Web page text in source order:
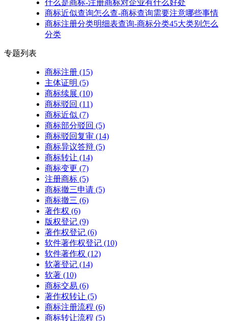
什么是商标-注册商标对企业有什么好处
商标近似查询怎么查-商标查询需要注意哪些事情
商标注册分类明细表查询-商标分类45大类别怎么
分类
专题列表
商标注册 (15)
主体证明 (5)
商标续展 (10)
商标驳回 (11)
商标近似 (7)
商标部分驳回 (5)
商标驳回复审 (14)
商标异议答辩 (5)
商标转让 (14)
商标变更 (7)
注册商标 (5)
商标撤三申请 (5)
商标撤三 (6)
著作权 (6)
版权登记 (9)
著作权登记 (6)
软件著作权登记 (10)
软件著作权 (12)
软著登记 (14)
软著 (10)
商标交易 (6)
著作权转让 (5)
商标注册流程 (6)
商标转让流程 (5)